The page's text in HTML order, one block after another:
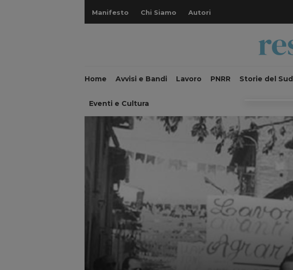
Manifesto Chi Siamo Autori
Home Avvisi e Bandi Lavoro PNRR Storie del Sud
Eventi e Cultura